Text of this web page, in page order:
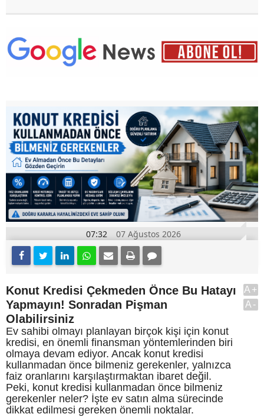
07:32 07 Ağustos 2026
Konut Kredisi Çekmeden Önce Bu Hatayı
Yapmayın! Sonradan Pişman
Olabilirsiniz
Ev sahibi olmayı planlayan birçok kişi için konut
kredisi, en önemli finansman yöntemlerinden biri
olmaya devam ediyor. Ancak konut kredisi
kullanmadan önce bilmeniz gerekenler, yalnızca
faiz oranlarını karşılaştırmaktan ibaret değil.
Peki, konut kredisi kullanmadan önce bilmeniz
gerekenler neler? İşte ev satın alma sürecinde
dikkat edilmesi gereken önemli noktalar.
A+
A-